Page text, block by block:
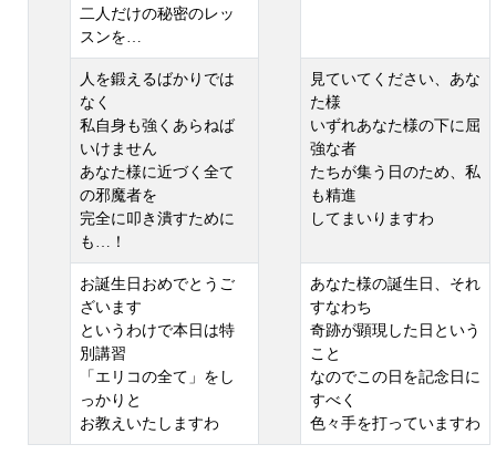
二人だけの秘密のレッ
スンを…
人を鍛えるばかりでは
なく
私自身も強くあらねば
いけません
あなた様に近づく全て
の邪魔者を
完全に叩き潰すために
も…！
見ていてください、あな
た様
いずれあなた様の下に屈
強な者
たちが集う日のため、私
も精進
してまいりますわ
お誕生日おめでとうご
ざいます
というわけで本日は特
別講習
「エリコの全て」をし
っかりと
お教えいたしますわ
あなた様の誕生日、それ
すなわち
奇跡が顕現した日という
こと
なのでこの日を記念日に
すべく
色々手を打っていますわ